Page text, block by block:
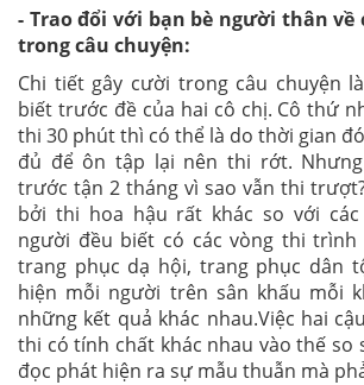
- Trao đổi với bạn bè người thân
trong câu chuyện:
Chi tiết gây cười trong câu chuyện
biết trước đề của hai cô chị. Cô thứ
thi 30 phút thì có thể là do thời gian
đủ để ôn tập lại nên thi rớt.
trước tận 2 tháng vì sao vẫn thi
bởi thi hoa hậu rất khác so với
người đều biết có các vòng thi
trang phục dạ hội, trang phục dân
hiện mỗi người trên sân khấu mỗi
những kết quả khác nhau.Việc hai
thi có tính chất khác nhau vào thế so
đọc phát hiện ra sự mẫu thuẫn mà